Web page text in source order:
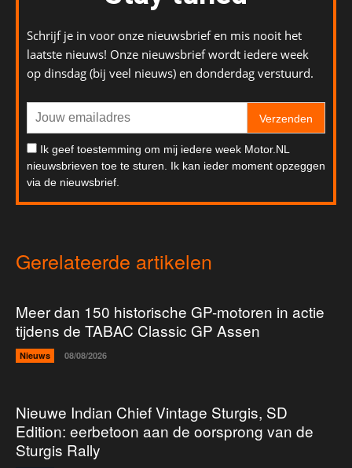
Schrijf je in voor onze nieuwsbrief en mis nooit het
laatste nieuws! Onze nieuwsbrief wordt iedere week
op dinsdag (bij veel nieuws) en donderdag verstuurd.
Verzenden
Ik geef toestemming om mij iedere week Motor.NL
nieuwsbrieven toe te sturen. Ik kan ieder moment opzeggen
via de nieuwsbrief.
Gerelateerde artikelen
Meer dan 150 historische GP-motoren in actie
tijdens de TABAC Classic GP Assen
Nieuws 08/08/2026
Nieuwe Indian Chief Vintage Sturgis, SD
Edition: eerbetoon aan de oorsprong van de
Sturgis Rally